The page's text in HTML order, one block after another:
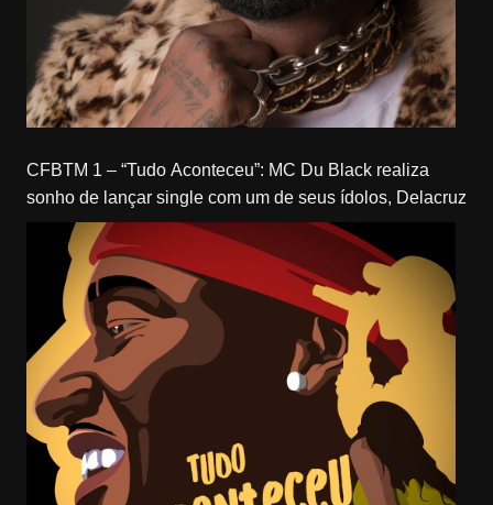
CFBTM 1 – “Tudo Aconteceu”: MC Du Black realiza
sonho de lançar single com um de seus ídolos, Delacruz